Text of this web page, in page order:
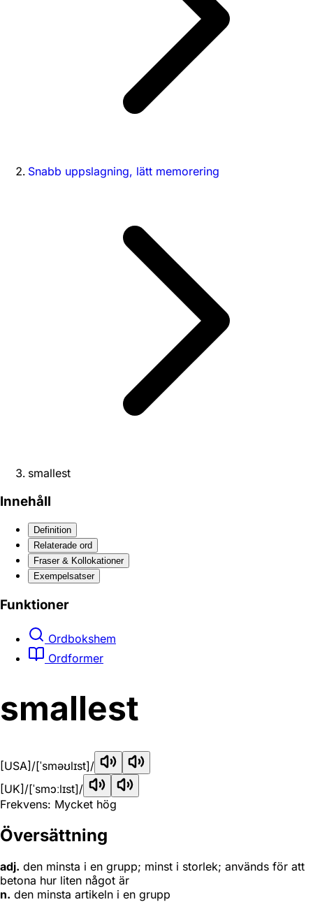
Snabb uppslagning, lätt memorering
smallest
Innehåll
Definition
Relaterade ord
Fraser & Kollokationer
Exempelsatser
Funktioner
Ordbokshem
Ordformer
smallest
[USA] /[ˈsməʊlɪst]/
[UK] /[ˈsmɔːlɪst]/
Frekvens: Mycket hög
Översättning
adj. den minsta i en grupp; minst i storlek; används för att
betona hur liten något är
n. den minsta artikeln i en grupp